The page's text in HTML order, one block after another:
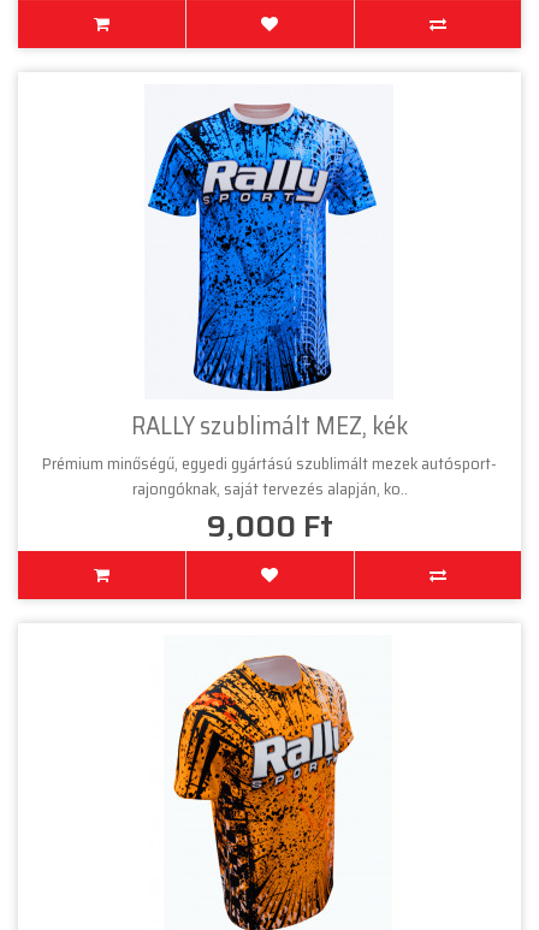
RALLY szublimált MEZ, kék
Prémium minőségű, egyedi gyártású szublimált mezek autósport-
rajongóknak, saját tervezés alapján, ko..
9,000 Ft